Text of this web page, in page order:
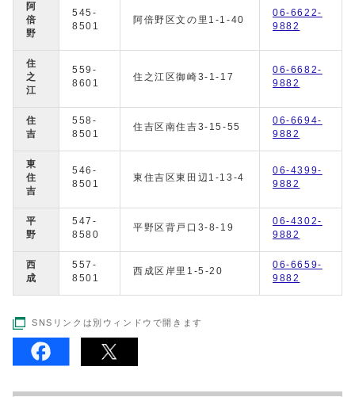
阿
倍
野
545-
8501
阿倍野区文の里1-1-40
06-6622-
9882
住
之
江
559-
8601
住之江区御崎3-1-17
06-6682-
9882
住
吉
558-
8501
住吉区南住吉3-15-55
06-6694-
9882
東
住
吉
546-
8501
東住吉区東田辺1-13-4
06-4399-
9882
平
野
547-
8580
平野区背戸口3-8-19
06-4302-
9882
西
成
557-
8501
西成区岸里1-5-20
06-6659-
9882
SNSリンクは別ウィンドウで開きます